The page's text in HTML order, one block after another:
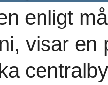
enligt
visar en